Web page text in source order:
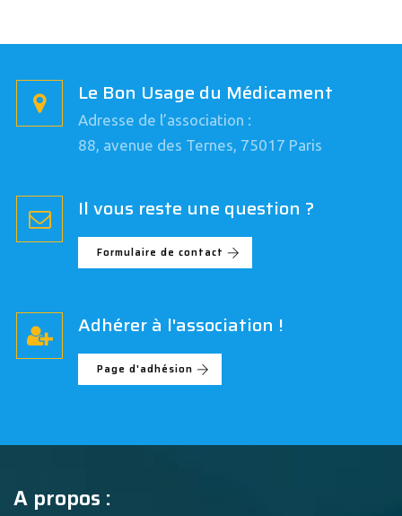
Le Bon Usage du Médicament
Adresse de l’association :
88, avenue des Ternes, 75017 Paris
Il vous reste une question ?
Formulaire de contact
Adhérer à l'association !
Page d'adhésion
A propos :